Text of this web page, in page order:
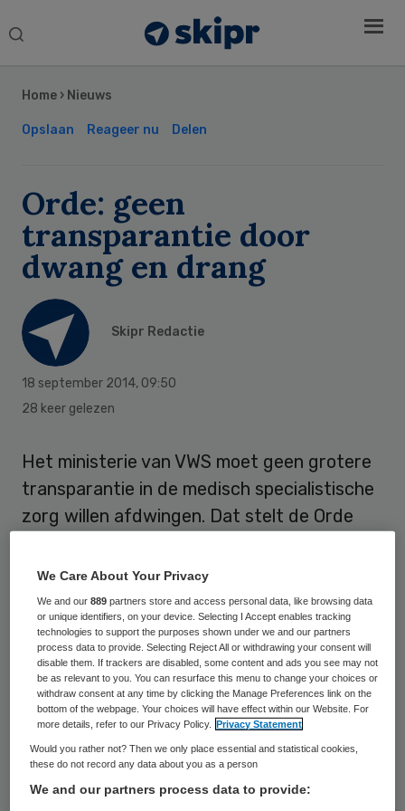
Search
Home › Nieuws
Opslaan Reageer nu Delen
Orde: geen
transparantie door
dwang en drang
Skipr Redactie
18 september 2014, 09:50
28 keer gelezen
Het ministerie van VWS moet geen grotere
transparantie in de medisch specialistische
zorg willen afdwingen. Dat stelt de Orde
De orde reageert daarmee op een oproep
die minister Schippers deed tijdens het door
Medisch Contact georganiseerde
Prinsjesdagontbijt. Schippers kondigde bij
deze gelegenheid aan dat 2015 wat haar
betreft“het jaar van de transparantie”
moet worden. “Nog meer inzicht in kwaliteit,
belang, daar sluiten we ons bij aan”, aldus
Sidebar
We Care About Your Privacy
We and our889 partners store and access personal data, like browsing data
or unique identifiers, on your device. Selecting I Accept enables tracking
technologies to support the purposes shown under we and our partners
process data to provide. Selecting Reject All or withdrawing your consent will
disable them. If trackers are disabled, some content and ads you see may not
be as relevant to you. You can resurface this menu to change your choices or
withdraw consent at any time by clicking the Manage Preferences link on the
bottom of the webpage. Your choices will have effect within our Website. For
more details, refer to our Privacy Policy.
Privacy Statement
Would you rather not? Then we only place essential and statistical cookies,
these do not record any data about you as a person
We and our partners process data to provide: